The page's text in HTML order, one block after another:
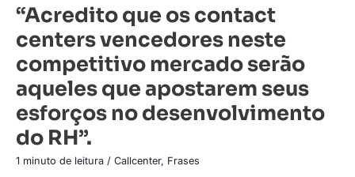
“Acredito que os contact
centers vencedores neste
competitivo mercado serão
aqueles que apostarem seus
esforços no desenvolvimento
do RH”.
1 minuto de leitura / Callcenter, Frases
“Acredito
que
contact
vencedores
neste
competitivo
mercado
serão
aqueles
que
apostarem
esforços